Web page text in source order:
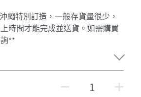
繩特別訂造，一般存貨量很少，
時間才能完成並送貨。如需購買
**